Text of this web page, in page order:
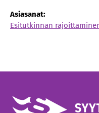
Asiasanat:
Esitutkinnan